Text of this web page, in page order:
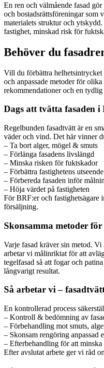
En ren och välmående fasad
och bostadsrättsföreningar som
materialets struktur och
fastighet, minskad risk för
Behöver du
Vill du förbättra helhetsintrycket
och anpassade metoder för
rekommendationer och en
Dags att tvätta fasaden
Regelbunden fasadtvätt är en
väder och vind. Det här vinner
– Ta bort alger, mögel & smuts
– Förlänga fasadens livslängd
– Minska risken för fuktskador
– Förbättra fastighetens utseende
– Förbereda fasaden inför
– Höja värdet på fastigheten
För BRF:er och fastighetsägare
försäljning.
Skonsamma metoder
Varje fasad kräver sin metod.
arbetar vi målinriktat för att
tegelfasad så att fogar och
långvarigt resultat.
Så arbetar vi –
En kontrollerad process
– Kontroll & bedömning av
– Förbehandling mot smuts,
– Skonsam rengöring anpassad
– Efterbehandling för att
Efter avslutat arbete ger vi råd